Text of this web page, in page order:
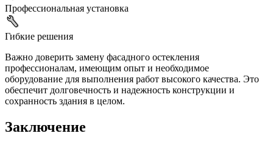
Профессиональная установка
Гибкие решения
Важно доверить замену фасадного остекления
профессионалам, имеющим опыт и необходимое
оборудование для выполнения работ высокого качества. Это
обеспечит долговечность и надежность конструкции и
сохранность здания в целом.
Заключение